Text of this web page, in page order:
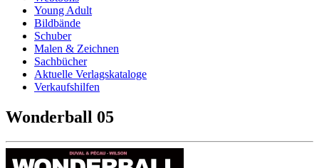
Young Adult
Bildbände
Schuber
Malen & Zeichnen
Sachbücher
Aktuelle Verlagskataloge
Verkaufshilfen
Wonderball 05